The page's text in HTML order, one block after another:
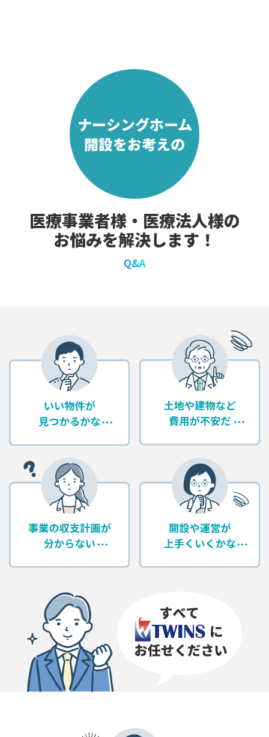
ナーシングホーム
開設をお考えの
医療事業者様・医療法人様の
お悩みを解決します！
Q&A